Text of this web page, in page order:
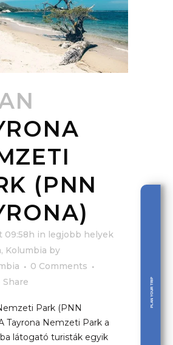
(PNN
09:58h in legjobb helyek
, Kolumbia by
0 Comments
Share
Park (PNN
Tayrona Nemzeti Park a
látogató turisták egyik
PLAN YOUR TRIP